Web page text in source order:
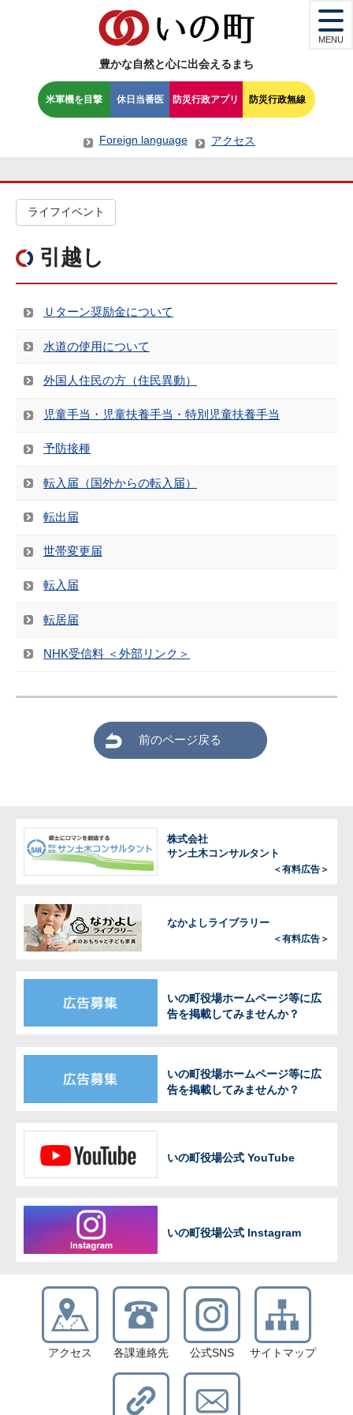
豊かな自然と心に出会えるまち
米軍機を目撃 休日当番医 防災行政アプリ 防災行政無線
Foreign language アクセス
MENU
ライフイベント
引越し
Ｕターン奨励金について
水道の使用について
外国人住民の方（住民異動）
児童手当・児童扶養手当・特別児童扶養手当
予防接種
転入届（国外からの転入届）
転出届
世帯変更届
転入届
転居届
NHK受信料 ＜外部リンク＞
前のページ戻る
株式会社
サン土木コンサルタント
＜有料広告＞
なかよしライブラリー
＜有料広告＞
いの町役場ホームページ等に広
告を掲載してみませんか？
いの町役場ホームページ等に広
告を掲載してみませんか？
いの町役場公式 YouTube
いの町役場公式 Instagram
アクセス 各課連絡先 公式SNS サイトマップ